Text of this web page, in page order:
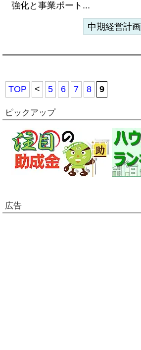
強化と事業ポート...
中期経営計画
TOP < 5 6 7 8 9
ピックアップ
広告